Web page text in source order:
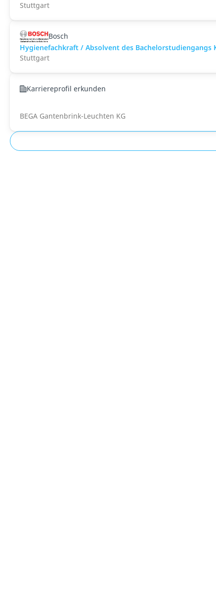
Stuttgart
Bosch
Hygienefachkraft / Absolvent des
Stuttgart
Karriereprofil erkunden
BEGA Gantenbrink-Leuchten KG